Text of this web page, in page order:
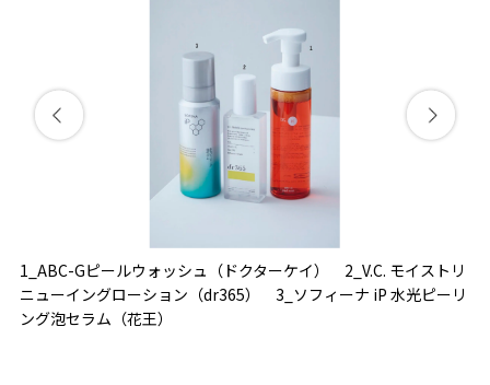
1_ABC-Gピールウォッシュ（ドクターケイ） 2_V.C. モイストリ
ニューイングローション（dr365） 3_ソフィーナ iP 水光ピーリ
ング泡セラム（花王）